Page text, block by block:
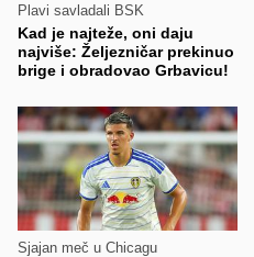
Plavi savladali BSK
Kad je najteže, oni daju
najviše: Željezničar prekinuo
brige i obradovao Grbavicu!
Sjajan meč u Chicagu